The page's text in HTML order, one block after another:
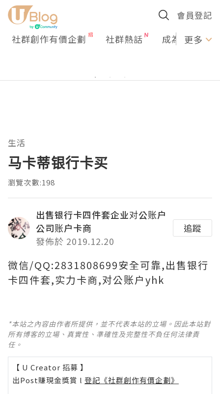
會員登記
社群創作有價企劃 社群熱話 成為U更多
生活
马卡蒂银行卡买
瀏覽次數:198
出售银行卡四件套企业对公账户
公司账户卡商
發佈於 2019.12.20
追蹤
微信/QQ:2831808699安全可靠,出售银行
卡四件套,实力卡商,对公账户yhk
*本站之內容由作者所提供，並不代表本站的立場。因此本站對
所有博客的立場、真實性、準確性及完整性不負任何法律責
任。
【 U Creator 招募 】
出Post賺現金獎賞 l 登記《社群創作有價企劃》